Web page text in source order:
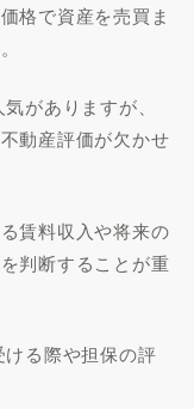
格で資産を売買ま
がありますが、
動産評価が欠かせ
賃料収入や将来の
判断することが重
る際や担保の評